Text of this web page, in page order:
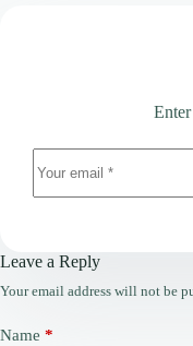
Leave a Reply
Your email address will not be
Name *